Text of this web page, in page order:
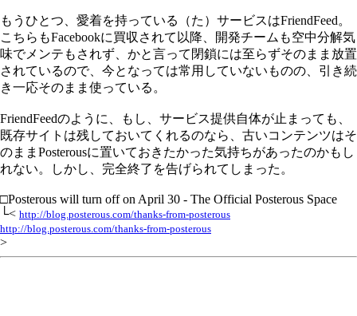
もうひとつ、愛着を持っている（た）サービスはFriendFeed。
こちらもFacebookに買収されて以降、開発チームも空中分解気
味でメンテもされず、かと言って閉鎖には至らずそのまま放置
されているので、今となっては常用していないものの、引き続
き一応そのまま使っている。
FriendFeedのように、もし、サービス提供自体が止まっても、
既存サイトは残しておいてくれるのなら、古いコンテンツはそ
のままPosterousに置いておきたかった気持ちがあったのかもし
れない。しかし、完全終了を告げられてしまった。
□Posterous will turn off on April 30 - The Official Posterous Space
└< http://blog.posterous.com/thanks-from-posterous
http://blog.posterous.com/thanks-from-posterous
>